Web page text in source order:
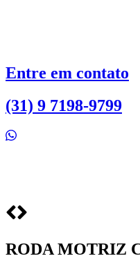
Entre em contato
(31) 9 7198-9799
RODA MOTRIZ